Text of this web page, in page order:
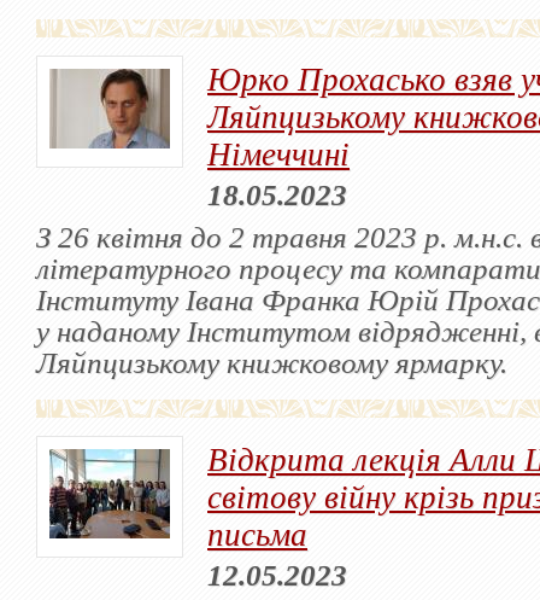
Юрко Прохасько взяв
Ляйпцизькому
Німеччині
18.05.2023
З 26 квітня до 2 травня 2023 р. м.н.с.
літературного процесу та
Інституту Івана Франка Юрій
у наданому Інститутом відрядженні,
Ляйпцизькому книжковому ярмарку.
Відкрита лекція
світову війну крізь
письма
12.05.2023